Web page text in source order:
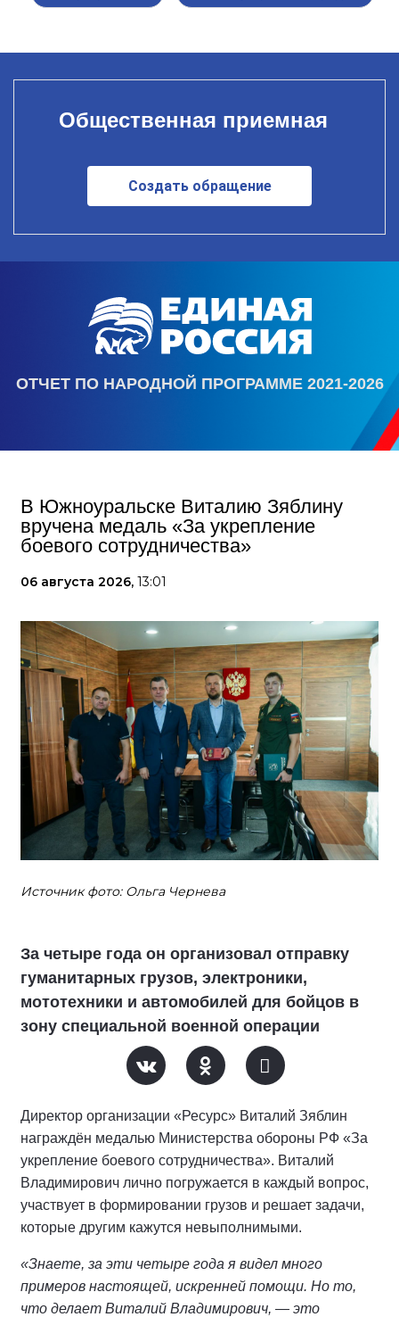
Общественная приемная
Создать обращение
ОТЧЕТ ПО НАРОДНОЙ ПРОГРАММЕ 2021-2026
В Южноуральске Виталию Зяблину
вручена медаль «За укрепление
боевого сотрудничества»
06 августа 2026, 13:01
Источник фото: Ольга Чернева
За четыре года он организовал отправку
гуманитарных грузов, электроники,
мототехники и автомобилей для бойцов в
зону специальной военной операции
Директор организации «Ресурс» Виталий Зяблин
награждён медалью Министерства обороны РФ «За
укрепление боевого сотрудничества». Виталий
Владимирович лично погружается в каждый вопрос,
участвует в формировании грузов и решает задачи,
которые другим кажутся невыполнимыми.
«Знаете, за эти четыре года я видел много
примеров настоящей, искренней помощи. Но то,
что делает Виталий Владимирович, — это